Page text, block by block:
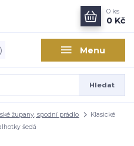
Menu
Hledat
0 ks
0 Kč
župany, spodní prádlo
Klasické
šedá